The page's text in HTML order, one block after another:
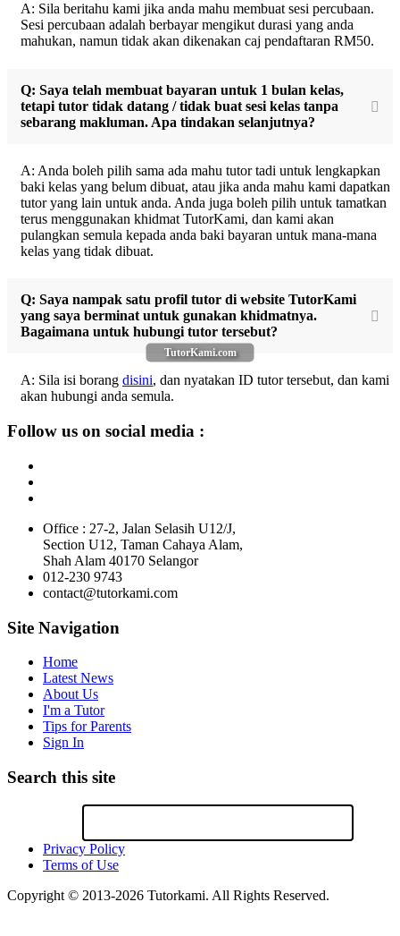
TutorKami.com
A: Sila beritahu kami jika anda mahu membuat sesi percubaan.
Sesi percubaan adalah berbayar mengikut durasi yang anda
mahukan, namun tidak akan dikenakan caj pendaftaran RM50.
Q: Saya telah membuat bayaran untuk 1 bulan kelas,
tetapi tutor tidak datang / tidak buat sesi kelas tanpa
sebarang makluman. Apa tindakan selanjutnya?
A: Anda boleh pilih sama ada mahu tutor tadi untuk lengkapkan
baki kelas yang belum dibuat, atau jika anda mahu kami dapatkan
tutor yang lain untuk anda. Anda juga boleh pilih untuk tamatkan
terus menggunakan khidmat TutorKami, dan kami akan
pulangkan semula kepada anda baki bayaran untuk mana-mana
kelas yang tidak dibuat.
Q: Saya nampak satu profil tutor di website TutorKami
yang saya berminat untuk gunakan khidmatnya.
Bagaimana untuk hubungi tutor tersebut?
A: Sila isi borang disini, dan nyatakan ID tutor tersebut, dan kami
akan hubungi anda semula.
Follow us on social media :
Office : 27-2, Jalan Selasih U12/J,
Section U12, Taman Cahaya Alam,
Shah Alam 40170 Selangor
012-230 9743
contact@tutorkami.com
Site Navigation
Home
Latest News
About Us
I'm a Tutor
Tips for Parents
Sign In
Search this site
Privacy Policy
Terms of Use
Copyright © 2013-2026 Tutorkami. All Rights Reserved.